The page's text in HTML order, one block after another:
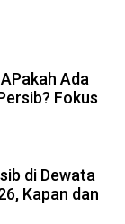
APakah Ada
Fokus
di Dewata
Kapan dan